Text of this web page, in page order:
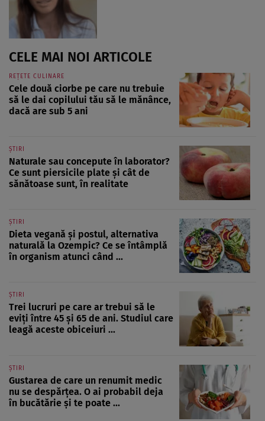
CELE MAI NOI ARTICOLE
REȚETE CULINARE
Cele două ciorbe pe care nu trebuie
să le dai copilului tău să le mănânce,
dacă are sub 5 ani
ȘTIRI
Naturale sau concepute în laborator?
Ce sunt piersicile plate și cât de
sănătoase sunt, în realitate
ȘTIRI
Dieta vegană și postul, alternativa
naturală la Ozempic? Ce se întâmplă
în organism atunci când ...
ȘTIRI
Trei lucruri pe care ar trebui să le
eviți între 45 și 65 de ani. Studiul care
leagă aceste obiceiuri ...
ȘTIRI
Gustarea de care un renumit medic
nu se despărțea. O ai probabil deja
în bucătărie și te poate ...